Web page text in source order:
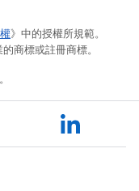
》中的授權所規範。
商標或註冊商標。